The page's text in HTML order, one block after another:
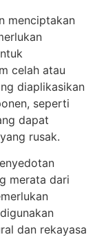
menciptakan
celah atau
diaplikasikan
seperti
dapat
rusak.
merata dari
dan rekayasa